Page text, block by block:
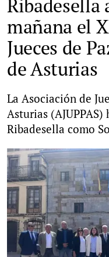
Ribadesella
mañana el
Jueces de
de Asturias
La Asociación de
Asturias
Ribadesella como